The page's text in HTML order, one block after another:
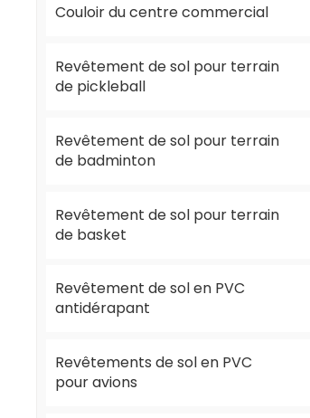
Couloir du centre commercial
Revêtement de sol pour terrain
de pickleball
Revêtement de sol pour terrain
de badminton
Revêtement de sol pour terrain
de basket
Revêtement de sol en PVC
antidérapant
Revêtements de sol en PVC
pour avions